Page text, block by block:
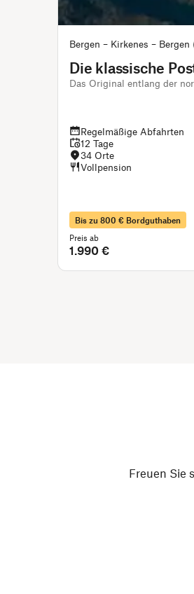
Bergen – Kirkenes – Bergen
Die klassische
Das Original entlang der
Regelmäßige Abfahrten
12 Tage
34 Orte
Vollpension
Bis zu 800 € Bordguthaben
Preis ab
1.990 €
Freuen Sie